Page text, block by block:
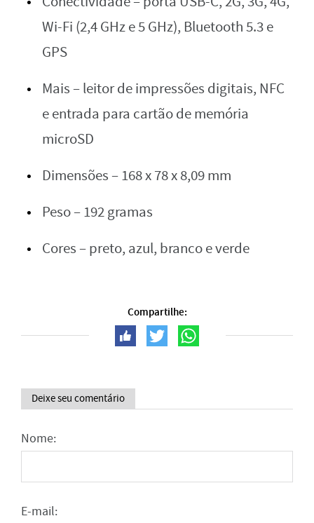
Wi-Fi (2,4 GHz e 5 GHz), Bluetooth 5.3 e
GPS
Mais – leitor de impressões digitais, NFC
e entrada para cartão de memória
microSD
Dimensões – 168 x 78 x 8,09 mm
Peso – 192 gramas
Cores – preto, azul, branco e verde
Compartilhe:
Deixe seu comentário
Nome:
E-mail: